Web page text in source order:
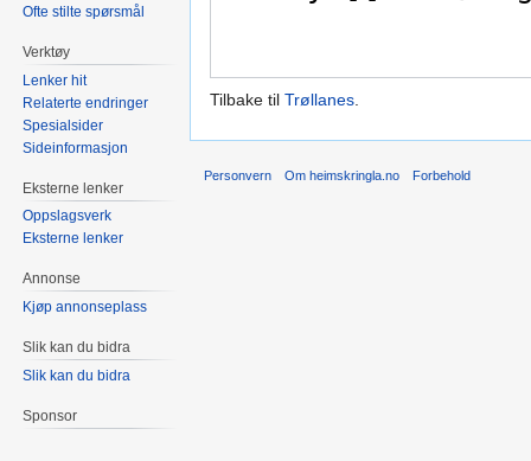
Tilbake til Trøllanes.
Ofte stilte spørsmål
Verktøy
Lenker hit
Relaterte endringer
Spesialsider
Sideinformasjon
Eksterne lenker
Oppslagsverk
Eksterne lenker
Annonse
Kjøp annonseplass
Slik kan du bidra
Slik kan du bidra
Sponsor
Personvern Om heimskringla.no Forbehold